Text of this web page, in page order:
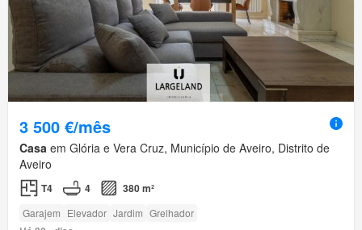
3 500 €/mês
Casa em Glória e Vera Cruz, Município de Aveiro, Distrito de
Aveiro
T4 4 380 m²
Garajem Elevador Jardim Grelhador